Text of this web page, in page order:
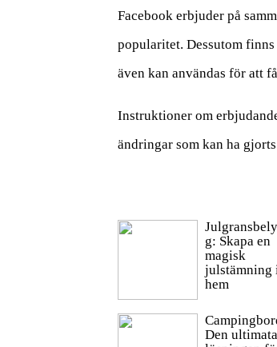
Facebook erbjuder på
popularitet. Dessutom
även kan användas för att
Instruktioner om
ändringar som kan ha
g: Skapa en
magisk
julstämning
hem
Den ultimata